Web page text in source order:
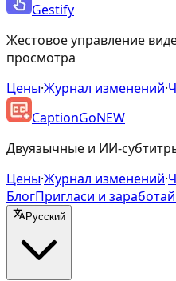
Gestify
Жестовое управление
просмотра
Цены·Журнал изменений·
CaptionGoNEW
Двуязычные и ИИ-
Цены·Журнал изменений·
БлогПригласи и заработай
Русский